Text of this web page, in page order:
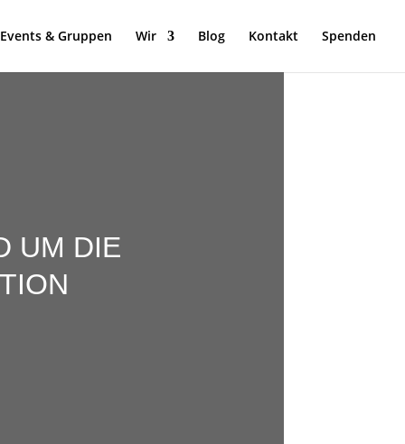
Events & Gruppen Wir Blog Kontakt Spenden
UM DIE